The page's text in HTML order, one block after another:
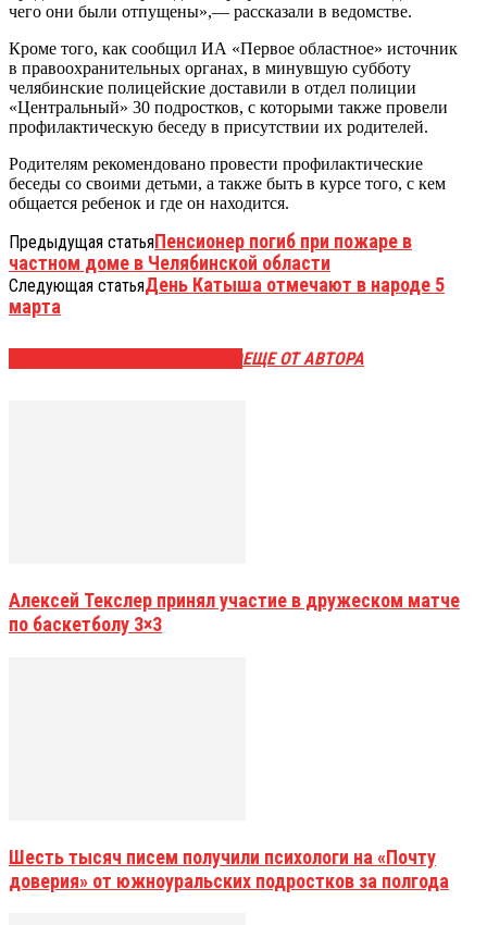
чего они были отпущены»,— рассказали в ведомстве.
Кроме того, как сообщил ИА «Первое областное» источник
в правоохранительных органах, в минувшую субботу
челябинские полицейские доставили в отдел полиции
«Центральный» 30 подростков, с которыми также провели
профилактическую беседу в присутствии их родителей.
Родителям рекомендовано провести профилактические
беседы со своими детьми, а также быть в курсе того, с кем
общается ребенок и где он находится.
Предыдущая статьяПенсионер погиб при пожаре в
частном доме в Челябинской области
Следующая статьяДень Катыша отмечают в народе 5
марта
ЕЩЕ ОТ АВТОРА
Алексей Текслер принял участие в дружеском матче
по баскетболу 3×3
Шесть тысяч писем получили психологи на «Почту
доверия» от южноуральских подростков за полгода